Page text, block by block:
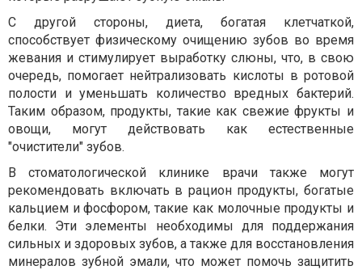
С другой стороны, диета, богатая клетчаткой,
способствует физическому очищению зубов во время
жевания и стимулирует выработку слюны, что, в свою
очередь, помогает нейтрализовать кислоты в ротовой
полости и уменьшать количество вредных бактерий.
Таким образом, продукты, такие как свежие фрукты и
овощи, могут действовать как естественные
"очистители" зубов.
В стоматологической клинике врачи также могут
рекомендовать включать в рацион продукты, богатые
кальцием и фосфором, такие как молочные продукты и
белки. Эти элементы необходимы для поддержания
сильных и здоровых зубов, а также для восстановления
минералов зубной эмали, что может помочь защитить